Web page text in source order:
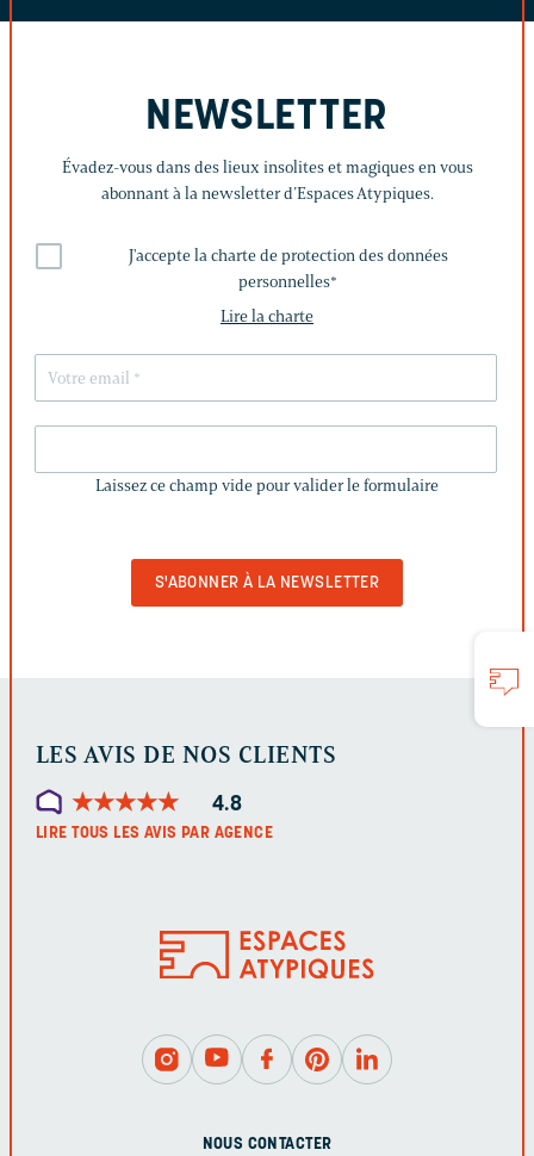
NEWSLETTER
Évadez-vous dans des lieux insolites et magiques en vous
abonnant à la newsletter d’Espaces Atypiques.
J'accepte la charte de protection des données
personnelles*
Lire la charte
CHAMP
Laissez ce champ vide pour valider le formulaire
LES AVIS DE NOS CLIENTS
★★★★★
★★★★★ 4.8
LIRE TOUS LES AVIS PAR AGENCE
NOUS CONTACTER